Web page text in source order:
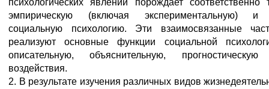
психологических явлений порождает соответственно
эмпирическую (включая экспериментальную) и
социальную психологию. Эти взаимосвязанные
реализуют основные функции социальной
описательную, объяснительную,
воздействия.
2. В результате изучения различных видов